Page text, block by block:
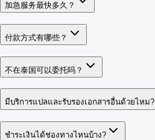
加急服务最快多久？
付款方式有哪些？
不在泰国可以委托吗？
มีบริการแปลและรับรองเอกสารอื่นด้วยไหม?
ชำระเงินได้ช่องทางไหนบ้าง?